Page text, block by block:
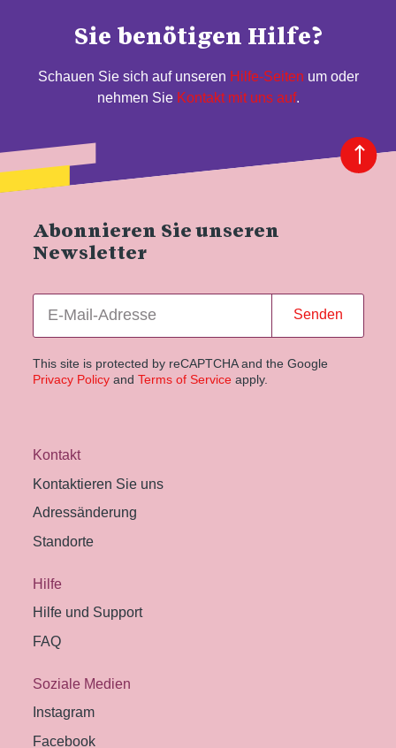
Sie benötigen Hilfe?
Schauen Sie sich auf unseren Hilfe-Seiten um oder
nehmen Sie Kontakt mit uns auf.
Abonnieren Sie unseren
Newsletter
Senden
This site is protected by reCAPTCHA and the Google
Privacy Policyand Terms of Service apply.
Kontakt
Kontaktieren Sie uns
Adressänderung
Standorte
Hilfe
Hilfe und Support
FAQ
Soziale Medien
Instagram
Facebook